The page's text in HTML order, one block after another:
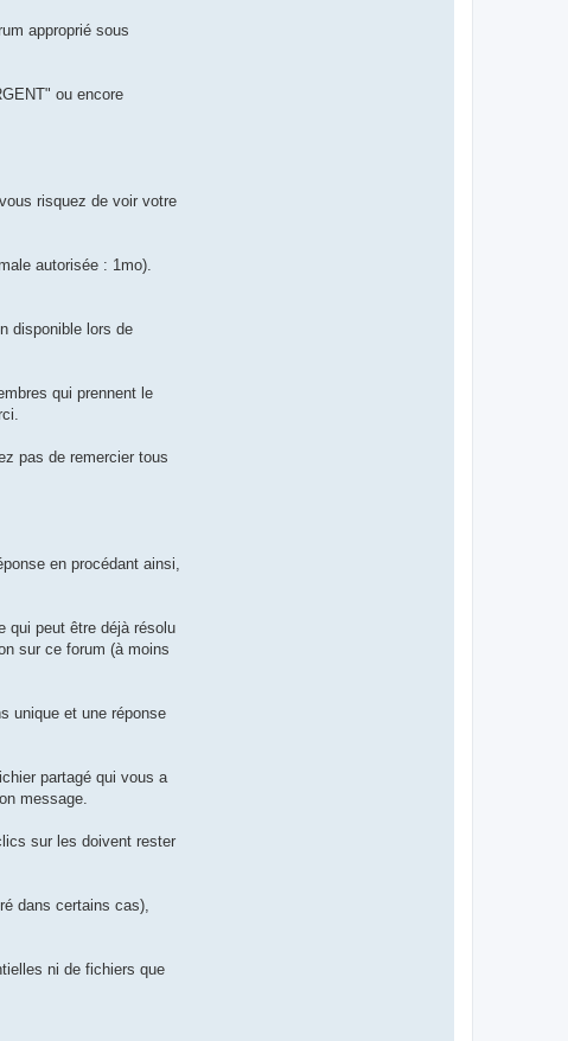
approprié sous
ou encore
risquez de voir votre
autorisée : 1mo).
disponible lors de
qui prennent le
pas de remercier tous
en procédant ainsi,
qui peut être déjà résolu
sur ce forum (à moins
unique et une réponse
partagé qui vous a
message.
sur les doivent rester
dans certains cas),
ni de fichiers que